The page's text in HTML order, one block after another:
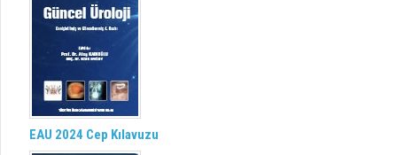
EAU 2024 Cep Kılavuzu